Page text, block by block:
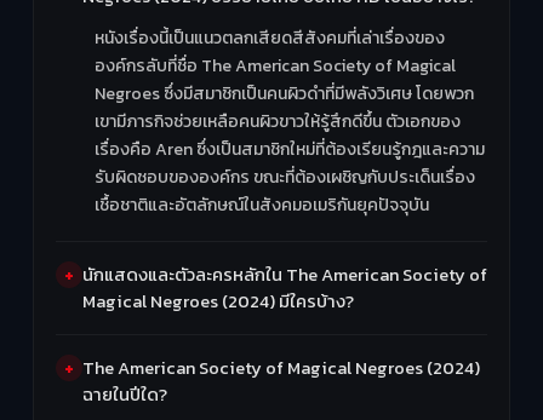
หนังเรื่องนี้เป็นแนวตลกเสียดสีสังคมที่เล่าเรื่องของ
องค์กรลับที่ชื่อ The American Society of Magical
Negroes ซึ่งมีสมาชิกเป็นคนผิวดำที่มีพลังวิเศษ โดยพวก
เขามีภารกิจช่วยเหลือคนผิวขาวให้รู้สึกดีขึ้น ตัวเอกของ
เรื่องคือ Aren ซึ่งเป็นสมาชิกใหม่ที่ต้องเรียนรู้กฎและความ
รับผิดชอบขององค์กร ขณะที่ต้องเผชิญกับประเด็นเรื่อง
เชื้อชาติและอัตลักษณ์ในสังคมอเมริกันยุคปัจจุบัน
นักแสดงและตัวละครหลักใน The American Society of
Magical Negroes (2024) มีใครบ้าง?
The American Society of Magical Negroes (2024)
ฉายในปีใด?